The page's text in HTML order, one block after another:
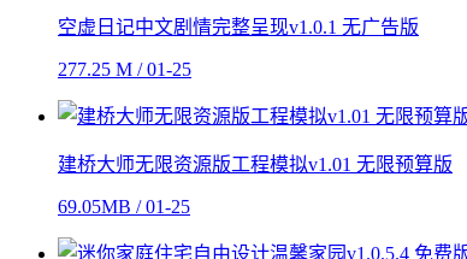
空虚日记中文剧情完整呈现v1.0.1 无广告版
277.25 M / 01-25
建桥大师无限资源版工程模拟v1.01 无限预算版
69.05MB / 01-25